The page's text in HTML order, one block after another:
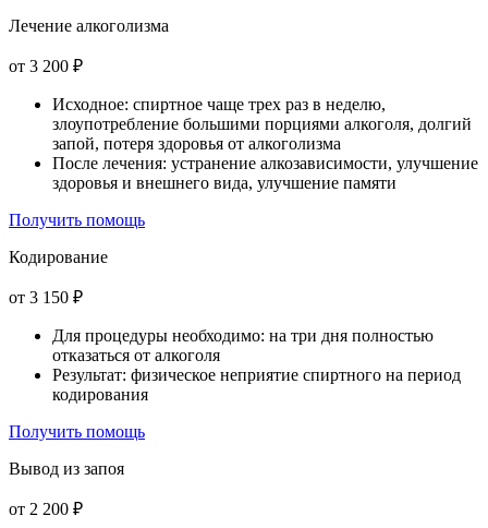
Лечение алкоголизма
от 3 200 ₽
Исходное: спиртное чаще трех раз в неделю,
злоупотребление большими порциями алкоголя, долгий
запой, потеря здоровья от алкоголизма
После лечения: устранение алкозависимости, улучшение
здоровья и внешнего вида, улучшение памяти
Получить помощь
Кодирование
от 3 150 ₽
Для процедуры необходимо: на три дня полностью
отказаться от алкоголя
Результат: физическое неприятие спиртного на период
кодирования
Получить помощь
Вывод из запоя
от 2 200 ₽